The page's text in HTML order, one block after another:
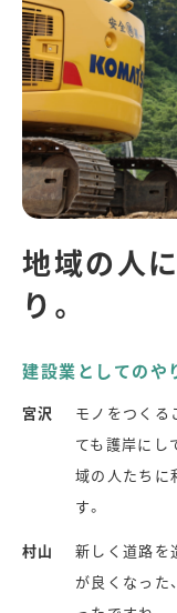
地域の人
り。
建設業としてのや
宮沢
モノをつくる
ても護岸にし
域の人たちに
す。
村山
新しく道路を
が良くなった